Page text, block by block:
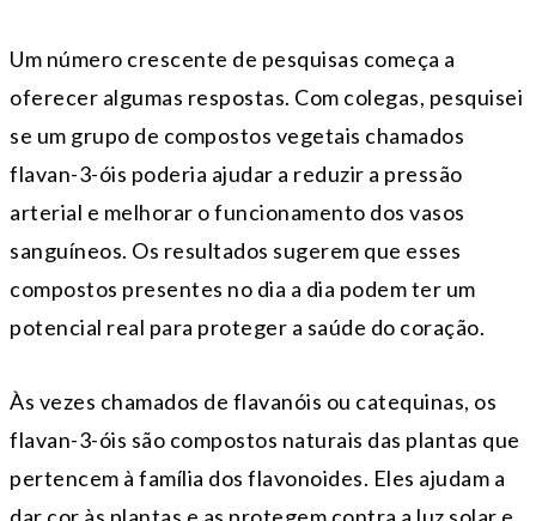
Um número crescente de pesquisas começa a
oferecer algumas respostas. Com colegas, pesquisei
se um grupo de compostos vegetais chamados
flavan-3-óis poderia ajudar a reduzir a pressão
arterial e melhorar o funcionamento dos vasos
sanguíneos. Os resultados sugerem que esses
compostos presentes no dia a dia podem ter um
potencial real para proteger a saúde do coração.
Às vezes chamados de flavanóis ou catequinas, os
flavan-3-óis são compostos naturais das plantas que
pertencem à família dos flavonoides. Eles ajudam a